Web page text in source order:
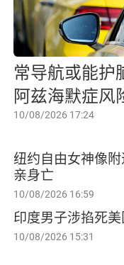
常导航或能护
阿兹海默症风
10/08/2026 17:24
纽约自由女神像附近船只倾
亲身亡
10/08/2026 16:59
印度男子涉掐死
10/08/2026 15:31